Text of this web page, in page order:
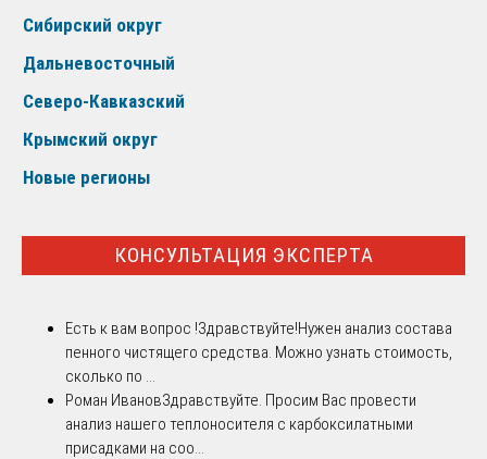
Сибирский округ
Дальневосточный
Северо-Кавказский
Крымский округ
Новые регионы
КОНСУЛЬТАЦИЯ ЭКСПЕРТА
Есть к вам вопрос !Здравствуйте!Нужен анализ состава
пенного чистящего средства. Можно узнать стоимость,
сколько по ...
Роман ИвановЗдравствуйте. Просим Вас провести
анализ нашего теплоносителя с карбоксилатными
присадками на соо...